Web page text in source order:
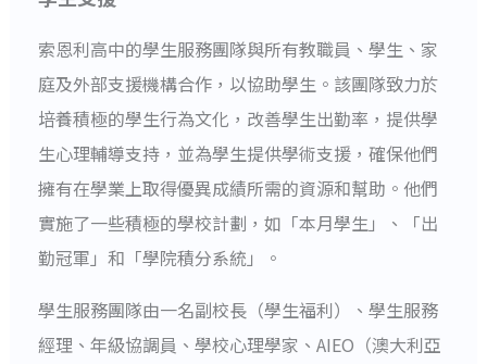
索恩利高中的學生服務團隊與所有教職員、學生、家
庭及外部支援機構合作，以協助學生。該團隊致力於
培養積極的學生行為文化，改善學生出勤率，提供學
生心理輔導支持，並為學生提供學術支援，確保他們
擁有在學業上取得優異成績所需的資源和幫助。他們
實施了一些積極的學校計劃，如「本月學生」、「出
勤冠軍」和「學院積分系統」。
學生服務團隊由一名副校長（學生福利）、學生服務
經理、年級協調員、學校心理學家、AIEO（澳大利亞